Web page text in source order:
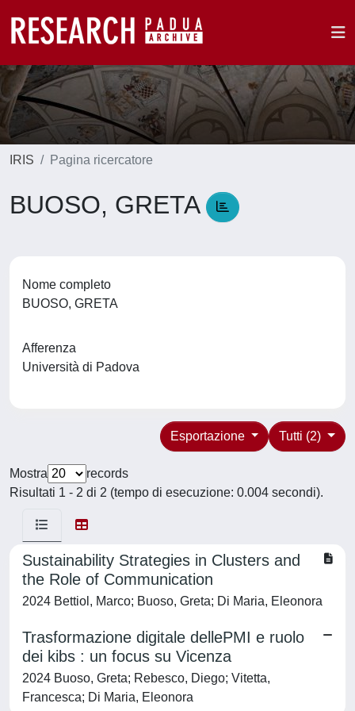
IRIS Pagina ricercatore
BUOSO, GRETA
Nome completo
BUOSO, GRETA
Afferenza
Università di Padova
Tutti (2)
Esportazione
Mostra
records
Risultati 1 - 2 di 2 (tempo di esecuzione: 0.004 secondi).
Sustainability Strategies in Clusters and
the Role of Communication
2024 Bettiol, Marco; Buoso, Greta; Di Maria, Eleonora
Trasformazione digitale dellePMI e ruolo
dei kibs : un focus su Vicenza
2024 Buoso, Greta; Rebesco, Diego; Vitetta,
Francesca; Di Maria, Eleonora